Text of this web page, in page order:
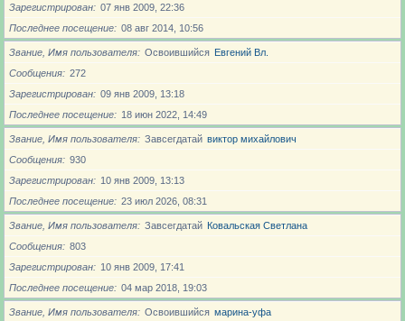
Зарегистрирован
07 янв 2009, 22:36
Последнее посещение
08 авг 2014, 10:56
Звание, Имя пользователя Освоившийся Евгений Вл.
Сообщения
272
Зарегистрирован
09 янв 2009, 13:18
Последнее посещение
18 июн 2022, 14:49
Звание, Имя пользователя Завсегдатай виктор михайлович
Сообщения
930
Зарегистрирован
10 янв 2009, 13:13
Последнее посещение
23 июл 2026, 08:31
Звание, Имя пользователя Завсегдатай Ковальская Светлана
Сообщения
803
Зарегистрирован
10 янв 2009, 17:41
Последнее посещение
04 мар 2018, 19:03
Звание, Имя пользователя Освоившийся марина-уфа